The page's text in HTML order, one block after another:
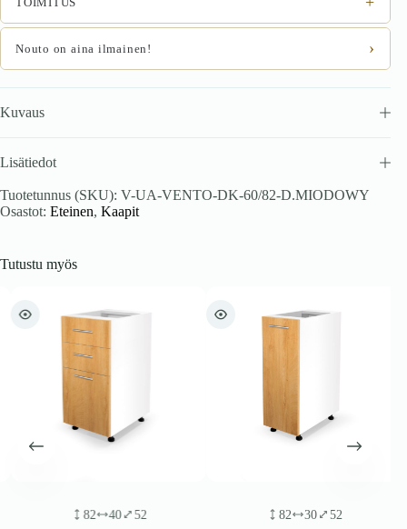
Nouto on aina ilmainen! ›
Kuvaus
Lisätiedot
Tuotetunnus (SKU): V-UA-VENTO-DK-60/82-D.MIODOWY
Osastot: Eteinen, Kaapit
Tutustu myös
82 40 52 82 30 52